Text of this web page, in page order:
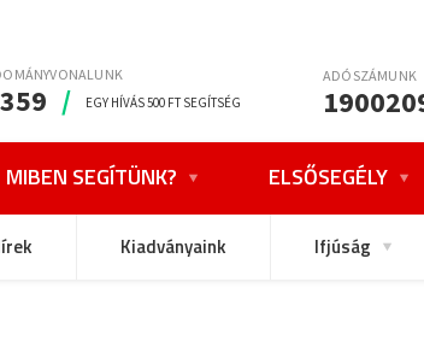
/ EGY HÍVÁS 500 FT SEGÍTSÉG
ADÓSZÁMUNK
MIBEN SEGÍTÜNK? ELSŐSEGÉLY
Kiadványaink Ifjúság